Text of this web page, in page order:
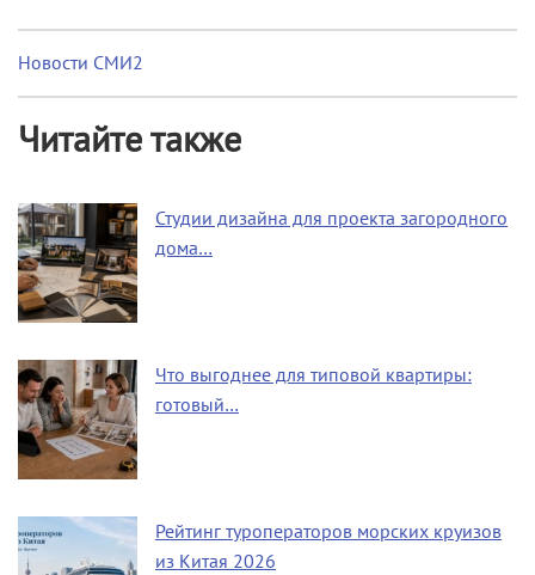
Новости СМИ2
Читайте также
Студии дизайна для проекта загородного
дома…
Что выгоднее для типовой квартиры:
готовый…
Рейтинг туроператоров морских круизов
из Китая 2026